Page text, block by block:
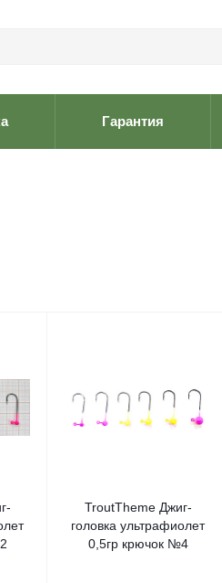
Гарантия
TroutTheme Джиг-
головка ультрафиолет
0,5гр крючок №4